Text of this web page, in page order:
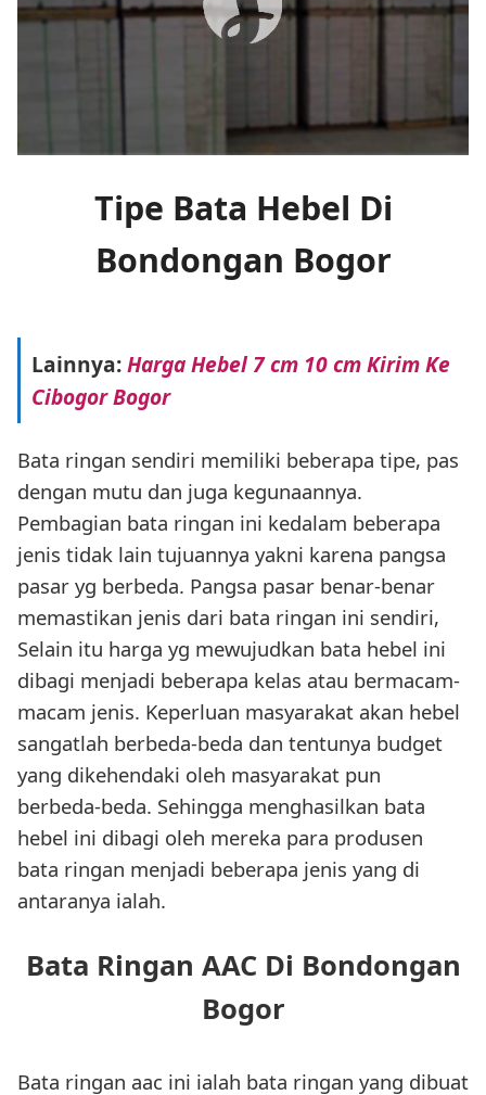
Tipe Bata Hebel Di
Bondongan Bogor
Lainnya:Harga Hebel 7 cm 10 cm Kirim Ke
Cibogor Bogor
Bata ringan sendiri memiliki beberapa tipe, pas
dengan mutu dan juga kegunaannya.
Pembagian bata ringan ini kedalam beberapa
jenis tidak lain tujuannya yakni karena pangsa
pasar yg berbeda. Pangsa pasar benar-benar
memastikan jenis dari bata ringan ini sendiri,
Selain itu harga yg mewujudkan bata hebel ini
dibagi menjadi beberapa kelas atau bermacam-
macam jenis. Keperluan masyarakat akan hebel
sangatlah berbeda-beda dan tentunya budget
yang dikehendaki oleh masyarakat pun
berbeda-beda. Sehingga menghasilkan bata
hebel ini dibagi oleh mereka para produsen
bata ringan menjadi beberapa jenis yang di
antaranya ialah.
Bata Ringan AAC Di Bondongan
Bogor
Bata ringan aac ini ialah bata ringan yang dibuat